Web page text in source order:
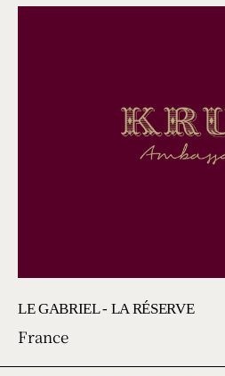
LE GABRIEL - LA RÉSERVE
France